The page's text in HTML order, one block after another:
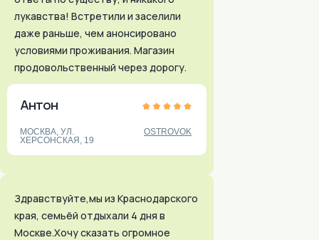
Антон
МОСКВА, УЛ.
ХЕРСОНСКАЯ, 19
OSTROVOK
лукавства! Встретили и заселили
даже раньше, чем анонсировано
условиями проживания. Магазин
продовольственный через дорогу.
Здравствуйте,мы из Краснодарского
края, семьёй отдыхали 4 дня в
Москве.Хочу сказать огромное